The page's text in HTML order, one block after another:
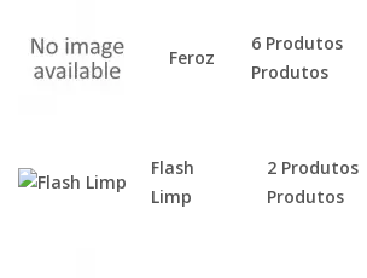
Feroz
6 Produtos
Produtos
Flash
Limp
2 Produtos
Produtos